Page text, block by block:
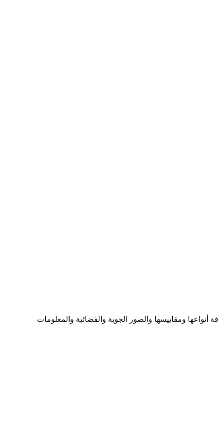
تحتاجه من الخرائط بكافة أنواعها ومقاييسها والصور الجوية والفضائية والمعلومات